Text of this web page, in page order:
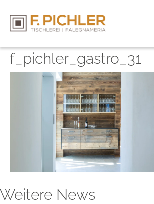
f_pichler_gastro_31
Weitere News